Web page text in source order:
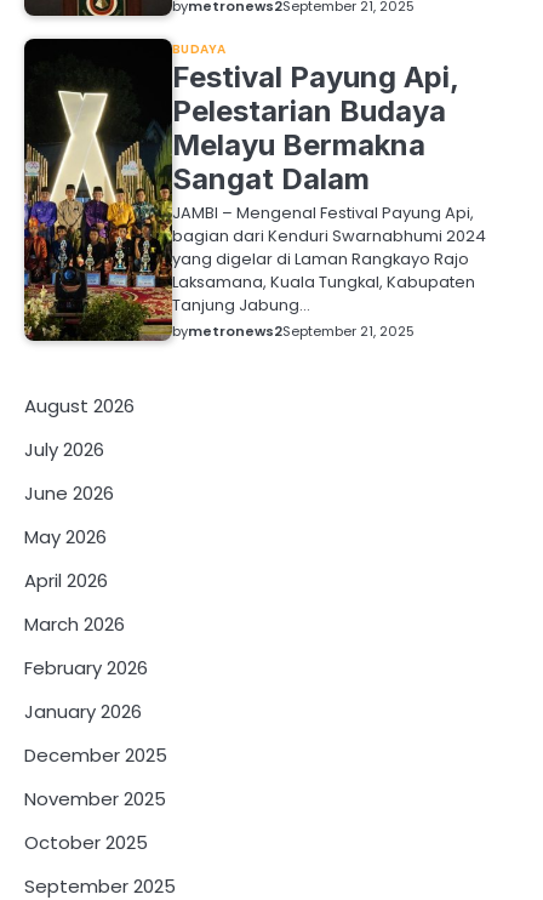
bymetronews2September 21, 2025
BUDAYA
Festival Payung Api,
Pelestarian Budaya
Melayu Bermakna
Sangat Dalam
JAMBI – Mengenal Festival Payung Api,
bagian dari Kenduri Swarnabhumi 2024
yang digelar di Laman Rangkayo Rajo
Laksamana, Kuala Tungkal, Kabupaten
Tanjung Jabung…
bymetronews2September 21, 2025
August 2026
July 2026
June 2026
May 2026
April 2026
March 2026
February 2026
January 2026
December 2025
November 2025
October 2025
September 2025